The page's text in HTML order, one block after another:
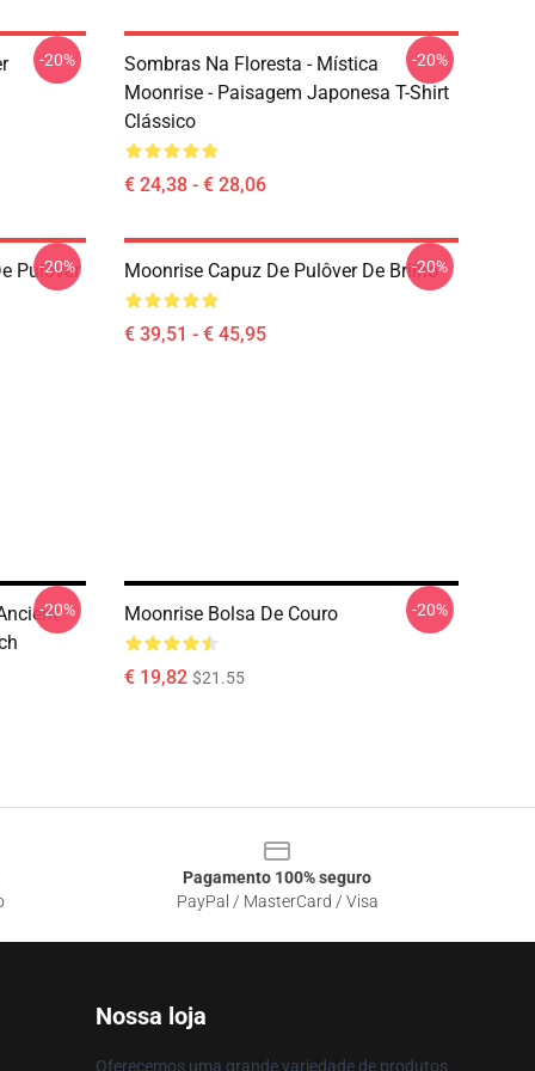
-20%
Sombras Na Floresta - Mística
Moonrise - Paisagem Japonesa T-Shirt
Clássico
€ 24,38 - € 28,06
-20%
Pulôver
-20% Moonrise Capuz De Pulôver De Brilho
€ 39,51 - € 45,95
-20%
-20% Moonrise Bolsa De Couro
€ 19,82 $21.55
-20%
Pagamento 100% seguro
PayPal / MasterCard / Visa
Nossa loja
Oferecemos uma grande variedade de produtos